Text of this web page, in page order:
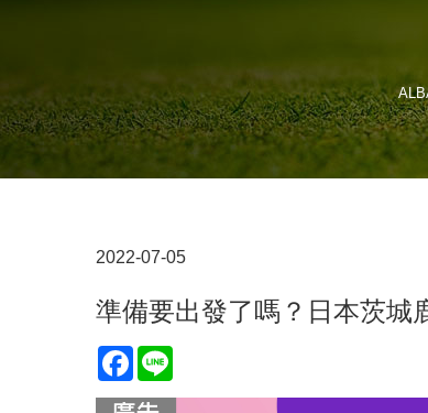
2022-07-05
準備要出發了嗎？日本茨城
Facebook